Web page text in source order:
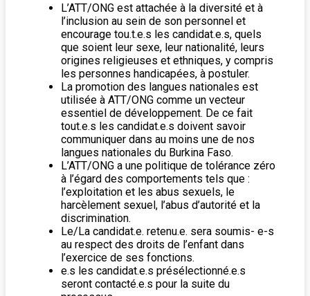
L’ATT/ONG est attachée à la diversité et à
l’inclusion au sein de son personnel et
encourage tou.t.e.s les candidat.e.s, quels
que soient leur sexe, leur nationalité, leurs
origines religieuses et ethniques, y compris
les personnes handicapées, à postuler.
La promotion des langues nationales est
utilisée à ATT/ONG comme un vecteur
essentiel de développement. De ce fait
tout.e.s les candidat.e.s doivent savoir
communiquer dans au moins une de nos
langues nationales du Burkina Faso.
L’ATT/ONG a une politique de tolérance zéro
à l’égard des comportements tels que :
l’exploitation et les abus sexuels, le
harcèlement sexuel, l’abus d’autorité et la
discrimination.
Le/La candidat.e. retenu.e. sera soumis- e-s
au respect des droits de l’enfant dans
l’exercice de ses fonctions.
e.s les candidat.e.s présélectionné.e.s
seront contacté.e.s pour la suite du